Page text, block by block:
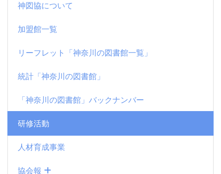
神図協について
加盟館一覧
リーフレット「神奈川の図書館一覧」
統計「神奈川の図書館」
「神奈川の図書館」バックナンバー
研修活動
人材育成事業
協会報